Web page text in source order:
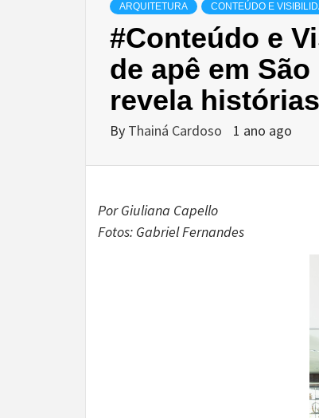
ARQUITETURA CONTEÚDO E
#Conteúdo e
de apê em
revela
By Thainá Cardoso 1 ano ago
Por Giuliana Capello
Fotos: Gabriel Fernandes